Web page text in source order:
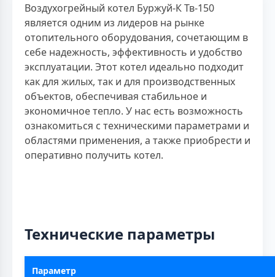
Воздухогрейный котел Буржуй-К Тв-150
является одним из лидеров на рынке
отопительного оборудования, сочетающим в
себе надежность, эффективность и удобство
эксплуатации. Этот котел идеально подходит
как для жилых, так и для производственных
объектов, обеспечивая стабильное и
экономичное тепло. У нас есть возможность
ознакомиться с техническими параметрами и
областями применения, а также приобрести и
оперативно получить котел.
Технические параметры
Параметр